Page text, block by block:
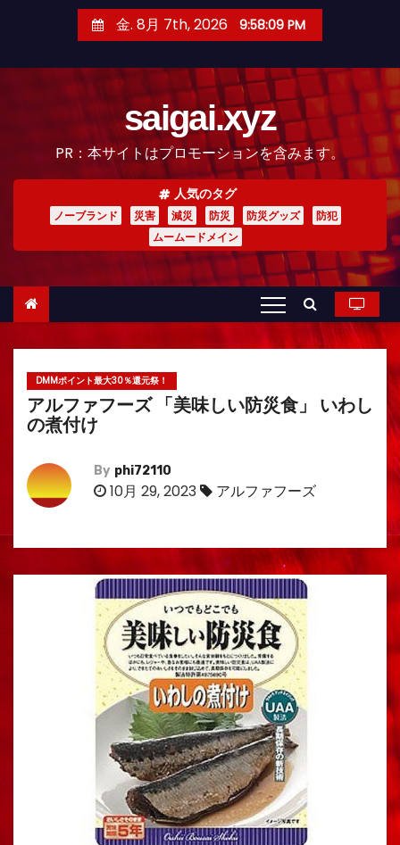
金. 8月 7th, 2026 9:58:10 PM
saigai.xyz
PR：本サイトはプロモーションを含みます。
人気のタグ
ノーブランド 災害 減災 防災 防災グッズ
防犯
ムームードメイン
DMMポイント最大30％還元祭！
アルファフーズ 「美味しい防災食」 いわし
の煮付け
By phi72110
10月 29, 2023 アルファフーズ